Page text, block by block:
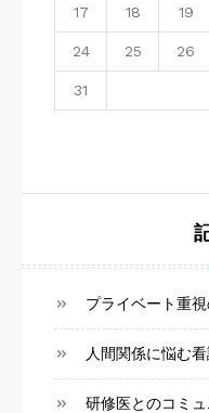
17 18 19
24 25 26
31
プライベート重
人間関係に悩む
研修医とのコミ